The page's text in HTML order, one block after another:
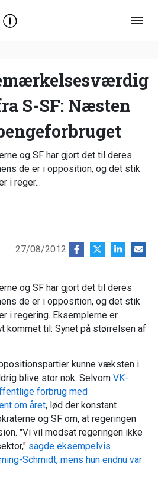
S-SF: Næsten
og SF har gjort det til deres
de er i opposition, og det stik
i reger...
27/08/2012
og SF har gjort det til deres
de er i opposition, og det stik
i regering. Eksemplerne er
kommet til: Synet på størrelsen af
kunne væksten i
blive stor nok. Selvom VK-
forbrug med
om året, lød der konstant
og SF om, at regeringen
"Vi vil modsat regeringen ikke
sagde eksempelvis
Schmidt, mens hun endnu var